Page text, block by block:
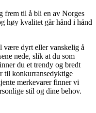
frem til å bli en av Norges
høy kvalitet går hånd i hånd
være dyrt eller vanskelig å
nede, slik at du som
du et trendy og bredt
til konkurransedyktige
merkevarer finner vi
stil og dine behov.